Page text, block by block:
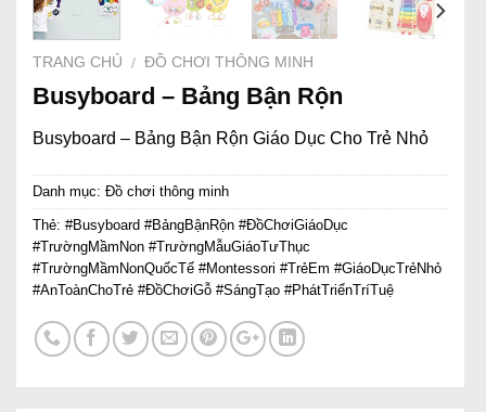
TRANG CHỦ / ĐỒ CHƠI THÔNG MINH
Busyboard – Bảng Bận Rộn
Busyboard – Bảng Bận Rộn Giáo Dục Cho Trẻ Nhỏ
Danh mục: Đồ chơi thông minh
Thẻ: #Busyboard #BảngBậnRộn #ĐồChơiGiáoDục
#TrườngMầmNon #TrườngMẫuGiáoTưThục
#TrườngMầmNonQuốcTế #Montessori #TrẻEm #GiáoDụcTrẻNhỏ
#AnToànChoTrẻ #ĐồChơiGỗ #SángTạo #PhátTriểnTríTuệ